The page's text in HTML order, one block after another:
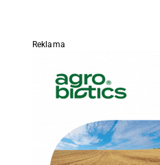
Reklama